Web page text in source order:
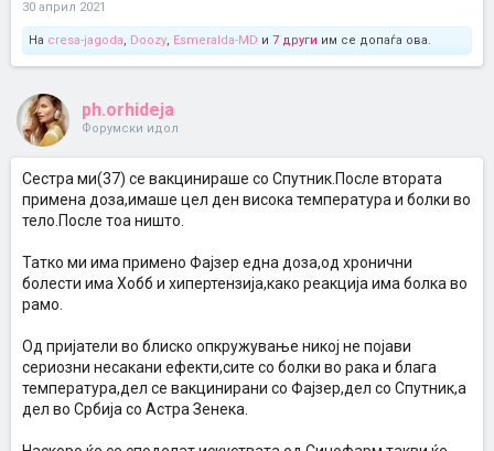
30 април 2021
На cresa-jagoda, Doozy, Esmeralda-MD и 7 други им се допаѓа ова.
ph.orhideja
Форумски идол
Сестра ми(37) се вакцинираше со Спутник.После втората
примена доза,имаше цел ден висока температура и болки во
тело.После тоа ништо.
Татко ми има примено Фајзер една доза,од хронични
болести има Хобб и хипертензија,како реакција има болка во
рамо.
Од пријатели во блиско опкружување никој не појави
сериозни несакани ефекти,сите со болки во рака и блага
температура,дел се вакцинирани со Фајзер,дел со Спутник,а
дел во Србија со Астра Зенека.